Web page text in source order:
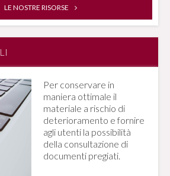
LE NOSTRE RISORSE
Per conservare in
maniera ottimale il
materiale a rischio di
deterioramento e fornire
agli utenti la possibilità
della consultazione di
documenti pregiati.